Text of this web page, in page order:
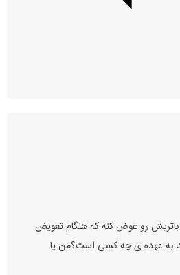
باتریش رو عوض کنه که هنگام تعویض
به عهده ی چه کسی است؟من یا